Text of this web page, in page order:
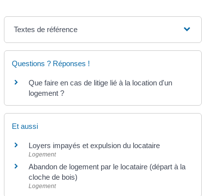
Textes de référence
Questions ? Réponses !
Que faire en cas de litige lié à la location d'un
logement ?
Et aussi
Loyers impayés et expulsion du locataire
Logement
Abandon de logement par le locataire (départ à la
cloche de bois)
Logement